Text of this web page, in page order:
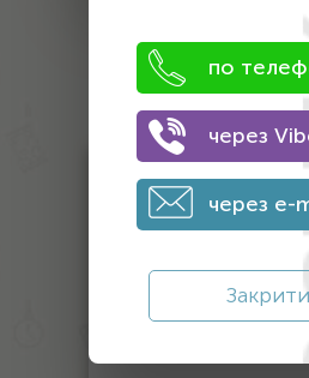
Оценка
антиквариата
Антикваріат
Монети
Інший антикваріат
по
через
через e-
Закрити